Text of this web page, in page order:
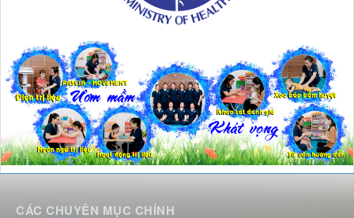
CÁC CHUYÊN MỤC CHÍNH